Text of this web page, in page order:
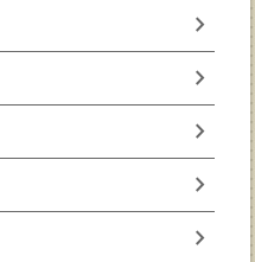
chevron_right
chevron_right
chevron_right
chevron_right
chevron_right